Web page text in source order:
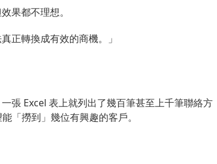
果都不理想。
正轉換成有效的商機。」
張 Excel 表上就列出了幾百筆甚至上千筆聯絡方
「撈到」幾位有興趣的客戶。